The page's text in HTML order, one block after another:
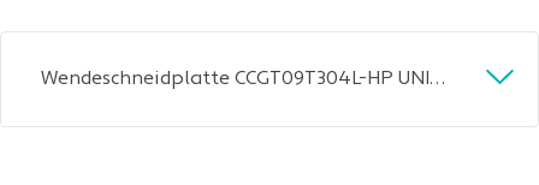
Wendeschneidplatte CCGT09T304L-HP UNI35 li.TECWERK